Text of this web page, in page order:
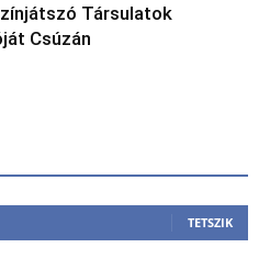
Társulatok
Csúzán
TETSZIK